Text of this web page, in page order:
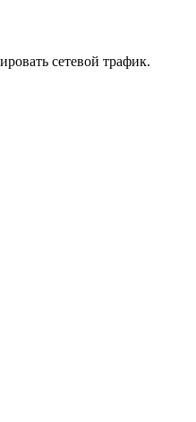
сетевой трафик.